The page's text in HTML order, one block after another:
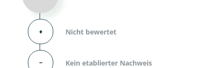
⬧ Nicht bewertet
– Kein etablierter Nachweis